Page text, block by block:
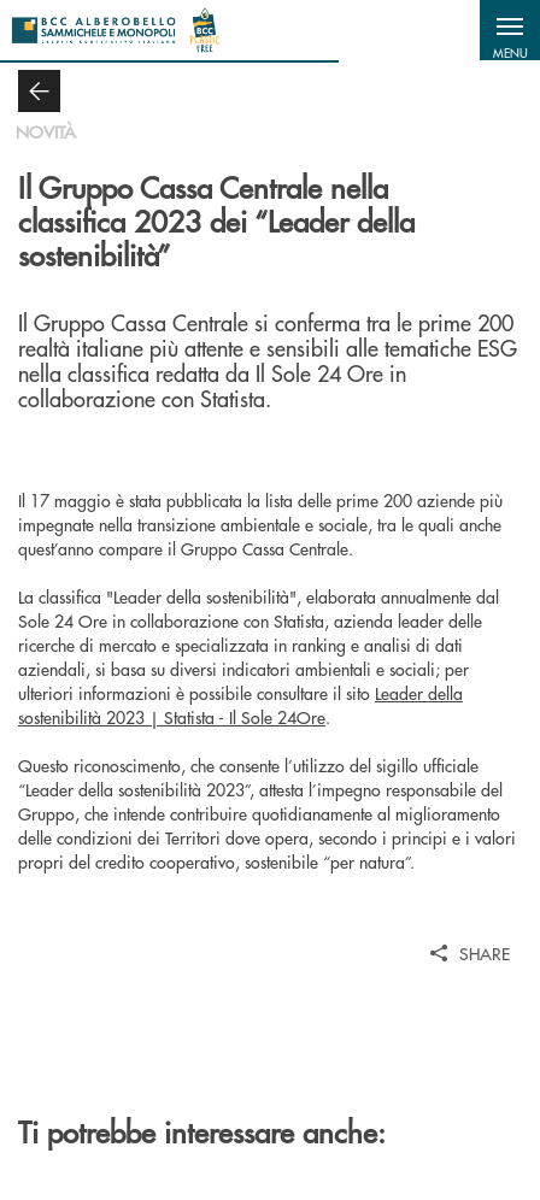
Salta al contenuto principale
MENU
NOVITÀ
Il Gruppo Cassa Centrale nella
classifica 2023 dei “Leader della
sostenibilità”
Il Gruppo Cassa Centrale si conferma tra le prime 200
realtà italiane più attente e sensibili alle tematiche ESG
nella classifica redatta da Il Sole 24 Ore in
collaborazione con Statista.
Il 17 maggio è stata pubblicata la lista delle prime 200 aziende più
impegnate nella transizione ambientale e sociale, tra le quali anche
quest’anno compare il Gruppo Cassa Centrale.
La classifica "Leader della sostenibilità", elaborata annualmente dal
Sole 24 Ore in collaborazione con Statista, azienda leader delle
ricerche di mercato e specializzata in ranking e analisi di dati
aziendali, si basa su diversi indicatori ambientali e sociali; per
ulteriori informazioni è possibile consultare il sito Leader della
sostenibilità 2023 | Statista - Il Sole 24Ore.
Questo riconoscimento, che consente l’utilizzo del sigillo ufficiale
“Leader della sostenibilità 2023”, attesta l’impegno responsabile del
Gruppo, che intende contribuire quotidianamente al miglioramento
delle condizioni dei Territori dove opera, secondo i principi e i valori
propri del credito cooperativo, sostenibile “per natura”.
SHARE
Ti potrebbe interessare anche: